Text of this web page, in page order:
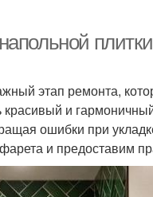
этап ремонта,
красивый и
ошибки при
и предоставим